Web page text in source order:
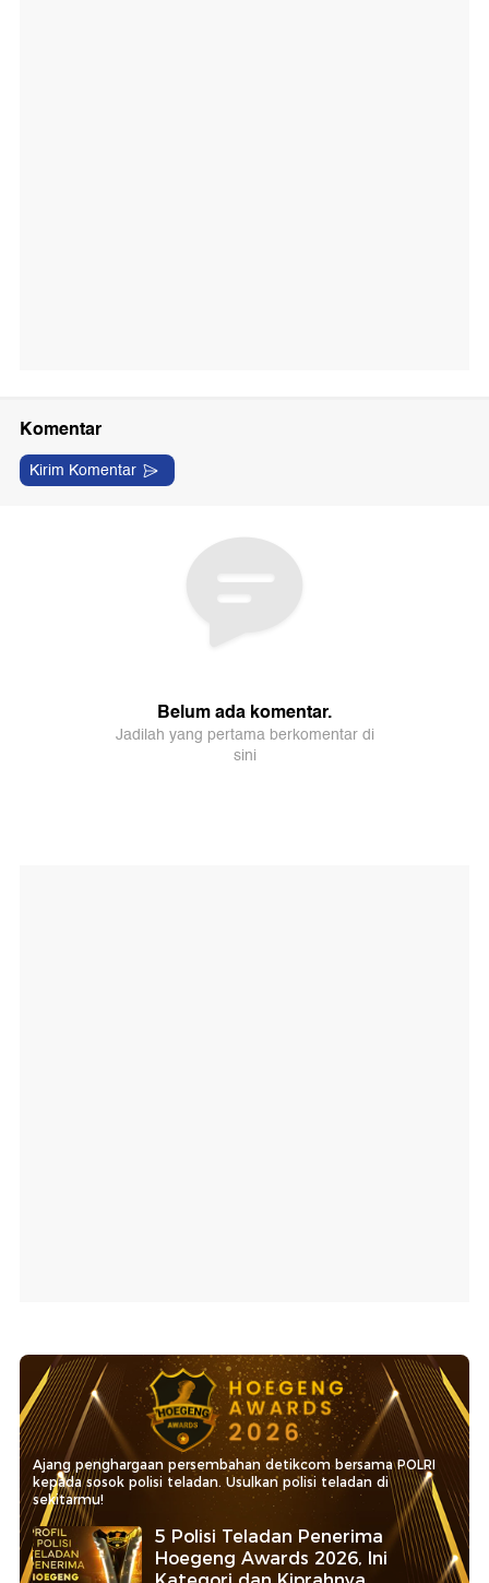
Ajang penghargaan persembahan detikcom bersama POLRI
kepada sosok polisi teladan. Usulkan polisi teladan di
sekitarmu!
5 Polisi Teladan Penerima
Hoegeng Awards 2026, Ini